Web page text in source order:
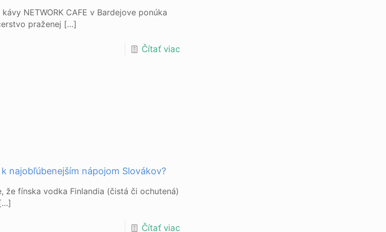
NETWORK CAFE v Bardejove ponúka
praženej […]
Čítať viac
najobľúbenejším nápojom Slovákov?
že fínska vodka Finlandia (čistá či ochutená)
[…]
Čítať viac